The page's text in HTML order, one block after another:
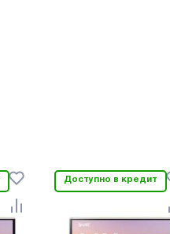
Доступно в кредит